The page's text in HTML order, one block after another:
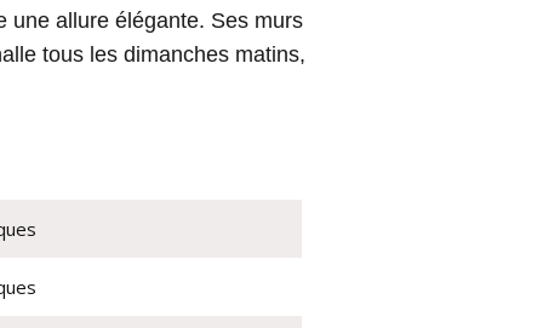
une allure élégante. Ses murs
tous les dimanches matins,